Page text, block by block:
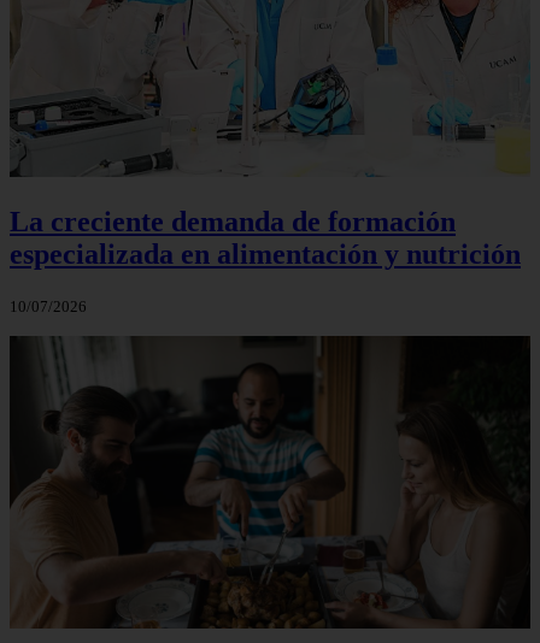
La creciente demanda de formación
especializada en alimentación y nutrición
10/07/2026